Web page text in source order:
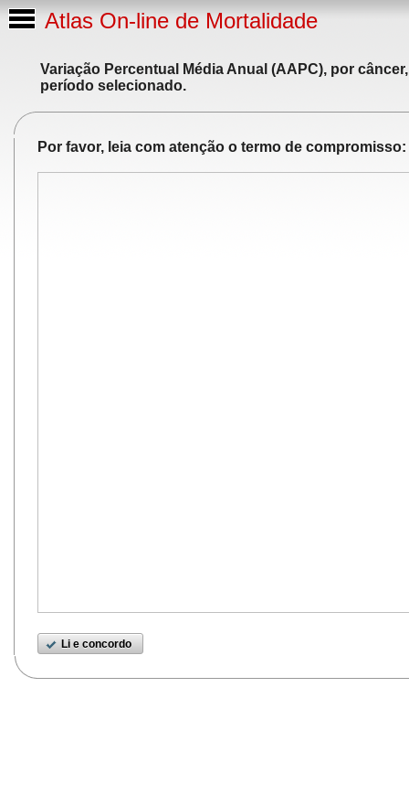
Atlas On-line de Mortalidade
Variação Percentual Média Anual (AAPC), por
período selecionado.
Por favor, leia com atenção o termo de compromisso:
Li e concordo